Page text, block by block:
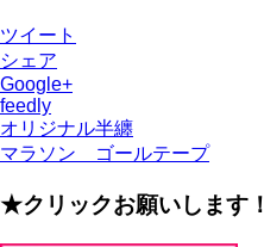
ツイート
シェア
Google+
feedly
オリジナル半纏
マラソン ゴールテープ
★クリックお願いします！